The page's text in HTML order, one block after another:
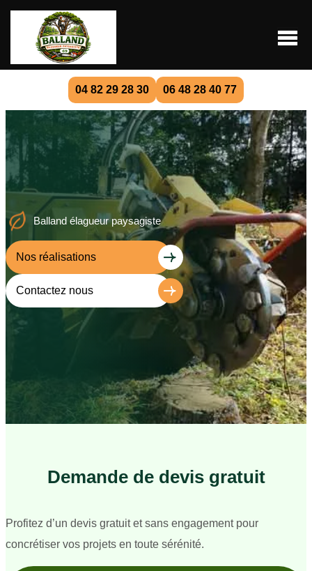
04 82 29 28 30 06 48 28 40 77
Balland élagueur paysagiste
Nos réalisations
Contactez nous
Demande de devis gratuit
Profitez d’un devis gratuit et sans engagement pour
concrétiser vos projets en toute sérénité.